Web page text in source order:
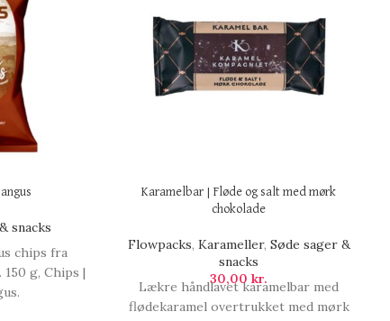
snacks
chips fra
g, Chips |
Karamelbar | Fløde og salt med mørk
chokolade
Flowpacks, Karameller, Søde sager &
snacks
30,00 kr.
Lækre håndlavet karamelbar med
flødekaramel overtrukket med mørk